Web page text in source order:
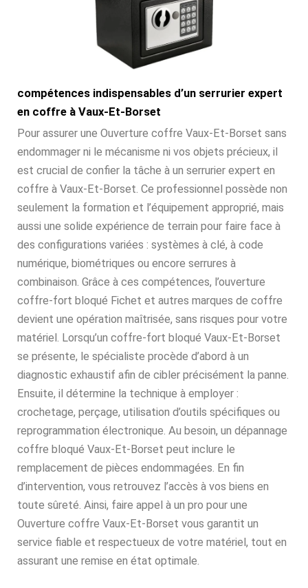
compétences indispensables d’un serrurier expert
en coffre à Vaux-Et-Borset
Pour assurer une Ouverture coffre Vaux-Et-Borset sans
endommager ni le mécanisme ni vos objets précieux, il
est crucial de confier la tâche à un serrurier expert en
coffre à Vaux-Et-Borset. Ce professionnel possède non
seulement la formation et l’équipement approprié, mais
aussi une solide expérience de terrain pour faire face à
des configurations variées : systèmes à clé, à code
numérique, biométriques ou encore serrures à
combinaison. Grâce à ces compétences, l’ouverture
coffre-fort bloqué Fichet et autres marques de coffre
devient une opération maîtrisée, sans risques pour votre
matériel. Lorsqu’un coffre-fort bloqué Vaux-Et-Borset
se présente, le spécialiste procède d’abord à un
diagnostic exhaustif afin de cibler précisément la panne.
Ensuite, il détermine la technique à employer :
crochetage, perçage, utilisation d’outils spécifiques ou
reprogrammation électronique. Au besoin, un dépannage
coffre bloqué Vaux-Et-Borset peut inclure le
remplacement de pièces endommagées. En fin
d’intervention, vous retrouvez l’accès à vos biens en
toute sûreté. Ainsi, faire appel à un pro pour une
Ouverture coffre Vaux-Et-Borset vous garantit un
service fiable et respectueux de votre matériel, tout en
assurant une remise en état optimale.